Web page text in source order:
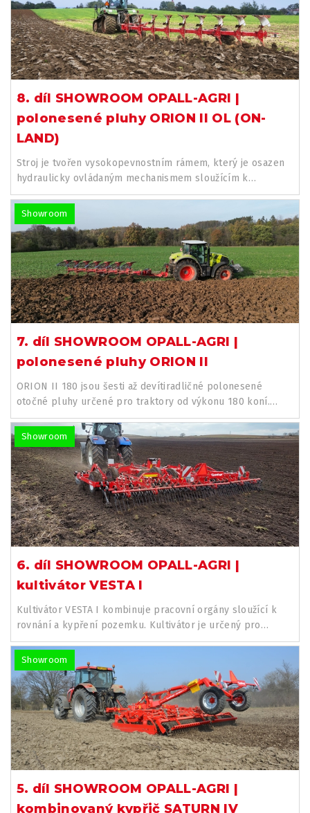
8. díl SHOWROOM OPALL-AGRI |
polonesené pluhy ORION II OL (ON-
LAND)
Stroj je tvořen vysokopevnostním rámem, který je osazen
hydraulicky ovládaným mechanismem sloužícím k
nastavení pluhu pro...
Showroom
7. díl SHOWROOM OPALL-AGRI |
polonesené pluhy ORION II
ORION II 180 jsou šesti až devítiradličné polonesené
otočné pluhy určené pro traktory od výkonu 180 koní.
Systém otáčení...
Showroom
6. díl SHOWROOM OPALL-AGRI |
kultivátor VESTA I
Kultivátor VESTA I kombinuje pracovní orgány sloužící k
rovnání a kypření pozemku. Kultivátor je určený pro
předseťovou...
Showroom
5. díl SHOWROOM OPALL-AGRI |
kombinovaný kypřič SATURN IV